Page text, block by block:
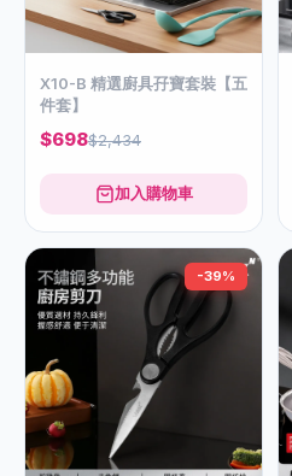
X10-B 精選廚具孖寶套裝【五
件套】
$698$2,434
加入購物車
-39%